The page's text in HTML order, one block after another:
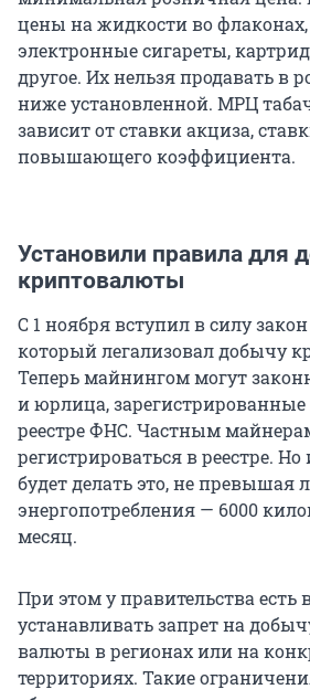
цены на жидкости во
электронные сигареты,
другое. Их нельзя продавать в
ниже установленной. МРЦ
зависит от ставки акциза,
повышающего коэффициента.
Установили правила для
криптовалюты
С 1 ноября вступил в силу
который легализовал добычу
Теперь майнингом могут
и юрлица,
реестре ФНС. Частным
регистрироваться в реестре.
будет делать это, не превышая
энергопотребления — 6000
месяц.
При этом у правительства есть
устанавливать запрет на
валюты в регионах или на
территориях. Такие